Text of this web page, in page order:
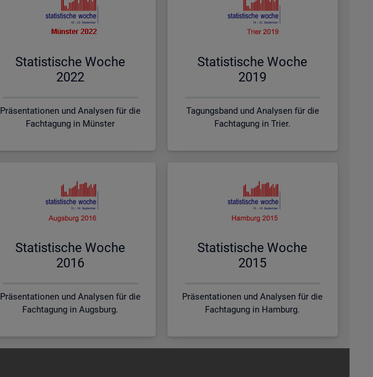
Sta­tis­ti­sche Woche
2022
Präsentationen und Analysen für die
Fachtagung in Münster
Sta­tis­ti­sche Woche
2019
Tagungsband und Analysen für die
Fachtagung in Trier.
Sta­tis­ti­sche Woche
2016
Präsentationen und Analysen für die
Fachtagung in Augsburg.
Sta­tis­ti­sche Woche
2015
Präsentationen und Analysen für die
Fachtagung in Hamburg.